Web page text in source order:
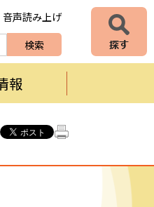
音声読み上げ
報